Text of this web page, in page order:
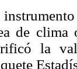
de clima
la